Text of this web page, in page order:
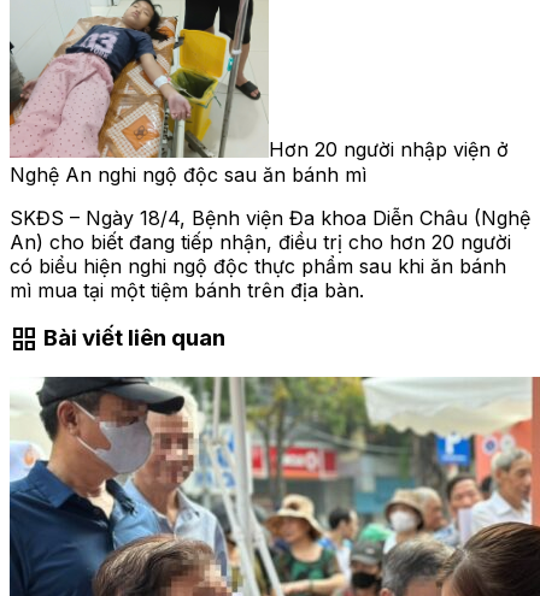
Hơn 20 người nhập viện ở
Nghệ An nghi ngộ độc sau ăn bánh mì
SKĐS – Ngày 18/4, Bệnh viện Đa khoa Diễn Châu (Nghệ
An) cho biết đang tiếp nhận, điều trị cho hơn 20 người
có biểu hiện nghi ngộ độc thực phẩm sau khi ăn bánh
mì mua tại một tiệm bánh trên địa bàn.
grid_view Bài viết liên quan